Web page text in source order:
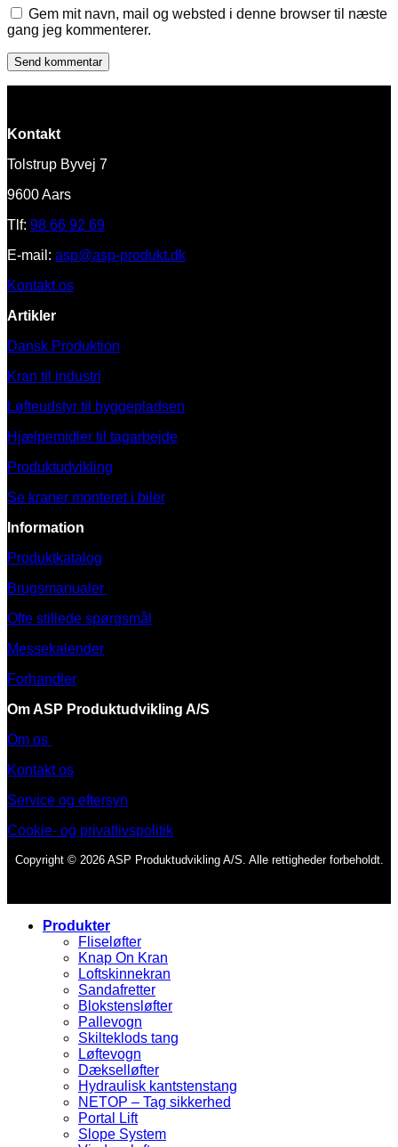
Gem mit navn, mail og websted i denne browser til næste
gang jeg kommenterer.
Kontakt
Tolstrup Byvej 7
9600 Aars
Tlf: 98 66 92 69
E-mail: asp@asp-produkt.dk
Kontakt os
Artikler
Dansk Produktion
Kran til industri
Løfteudstyr til byggepladsen
Hjælpemidler til tagarbejde
Produktudvikling
Se kraner monteret i biler
Information
Produktkatalog
Brugsmanualer
Ofte stillede spørgsmål
Messekalender
Forhandler
Om ASP Produktudvikling A/S
Om os
Kontakt os
Service og eftersyn
Cookie- og privatlivspolitik
Copyright © 2026 ASP Produktudvikling A/S. Alle rettigheder forbeholdt.
Produkter
Fliseløfter
Knap On Kran
Loftskinnekran
Sandafretter
Blokstensløfter
Pallevogn
Skilteklods tang
Løftevogn
Dækselløfter
Hydraulisk kantstenstang
NETOP – Tag sikkerhed
Portal Lift
Slope System